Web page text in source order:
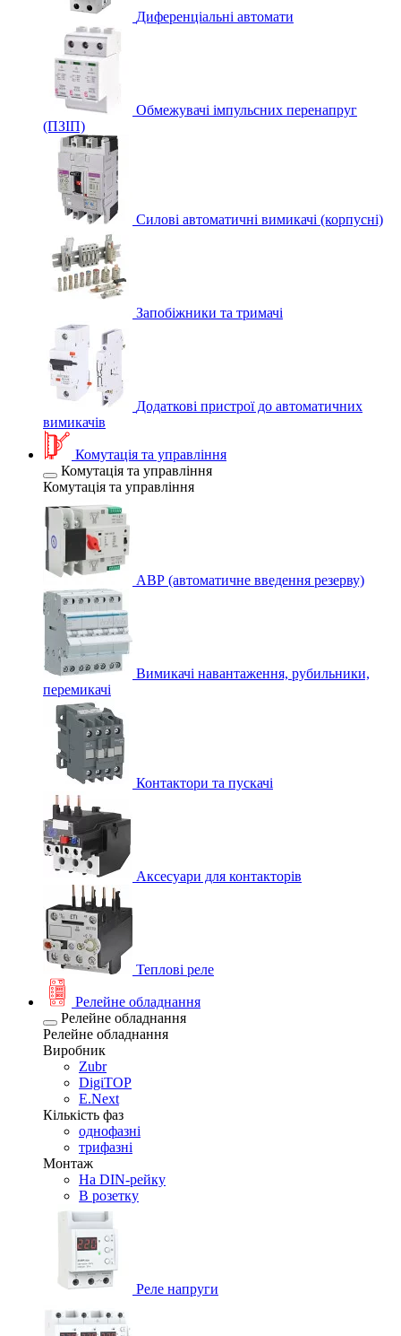
Диференціальні автомати
Обмежувачі імпульсних перенапруг
(ПЗІП)
Силові автоматичні вимикачі (корпусні)
Запобіжники та тримачі
Додаткові пристрої до автоматичних
вимикачів
Комутація та управління
Комутація та управління
Комутація та управління
АВР (автоматичне введення резерву)
Вимикачі навантаження, рубильники,
перемикачі
Контактори та пускачі
Аксесуари для контакторів
Теплові реле
Релейне обладнання
Релейне обладнання
Релейне обладнання
Виробник
Zubr
DigiTOP
E.Next
Кількість фаз
однофазні
трифазні
Монтаж
На DIN-рейку
В розетку
Реле напруги